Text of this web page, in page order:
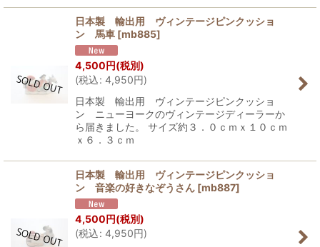
日本製 輸出用 ヴィンテージピンクッショ
ン 馬車 [mb885]
4,500円(税別)
(税込: 4,950円)
日本製 輸出用 ヴィンテージピンクッショ
ン ニューヨークのヴィンテージディーラーか
ら届きました。 サイズ約３．０ｃｍｘ１０ｃｍ
ｘ６．３ｃｍ
日本製 輸出用 ヴィンテージピンクッショ
ン 音楽の好きなぞうさん [mb887]
4,500円(税別)
(税込: 4,950円)